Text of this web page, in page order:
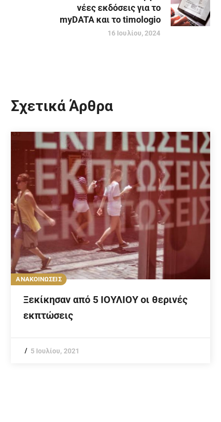
νέες εκδόσεις για το
myDATA και το timologio
16 Ιουλίου, 2024
Σχετικά Άρθρα
ΑΝΑΚΟΙΝΩΣΕΙΣ
Ξεκίκησαν από 5 ΙΟΥΛΙΟΥ οι θερινές
εκπτώσεις
5 Ιουλίου, 2021